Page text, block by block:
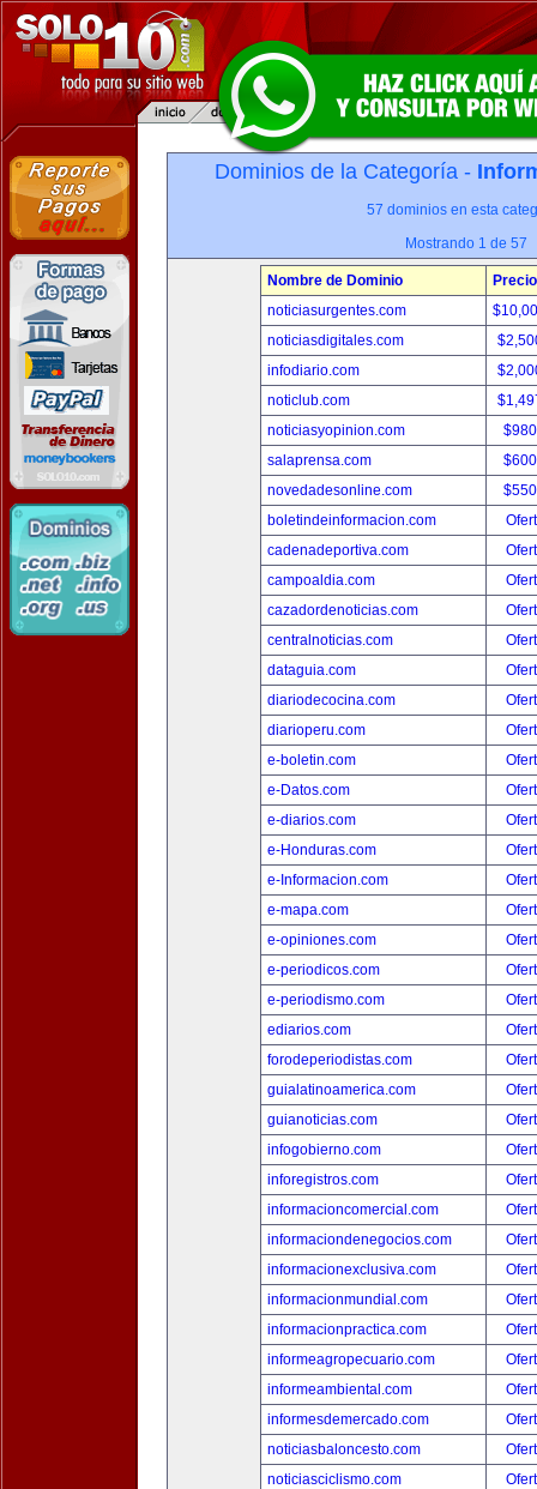
Dominios de la Categoría -
57 dominios en esta
Mostrando 1 de 57
Nombre de Dominio
Precio
noticiasurgentes.com
noticiasdigitales.com
infodiario.com
noticlub.com
noticiasyopinion.com
salaprensa.com
novedadesonline.com
boletindeinformacion.com
cadenadeportiva.com
campoaldia.com
cazadordenoticias.com
centralnoticias.com
dataguia.com
diariodecocina.com
diarioperu.com
e-boletin.com
e-Datos.com
e-diarios.com
e-Honduras.com
e-Informacion.com
e-mapa.com
e-opiniones.com
e-periodicos.com
e-periodismo.com
ediarios.com
forodeperiodistas.com
guialatinoamerica.com
guianoticias.com
infogobierno.com
inforegistros.com
informacioncomercial.com
informaciondenegocios.com
informacionexclusiva.com
informacionmundial.com
informacionpractica.com
informeagropecuario.com
informeambiental.com
informesdemercado.com
noticiasbaloncesto.com
noticiasciclismo.com